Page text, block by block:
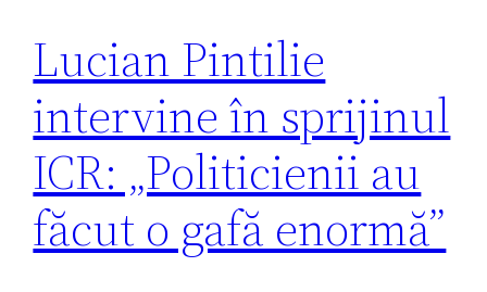
Lucian Pintilie
intervine în sprijinul
ICR: „Politicienii au
făcut o gafă enormă”